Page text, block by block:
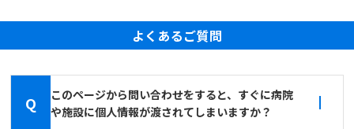
よくあるご質問
Q
このページから問い合わせをすると、すぐに病院
や施設に個人情報が渡されてしまいますか？